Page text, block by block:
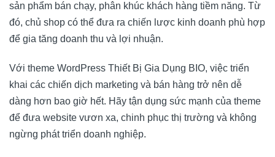
sản phẩm bán chạy, phân khúc khách hàng tiềm năng. Từ
đó, chủ shop có thể đưa ra chiến lược kinh doanh phù hợp
để gia tăng doanh thu và lợi nhuận.
Với theme WordPress Thiết Bị Gia Dụng BIO, việc triển
khai các chiến dịch marketing và bán hàng trở nên dễ
dàng hơn bao giờ hết. Hãy tận dụng sức mạnh của theme
để đưa website vươn xa, chinh phục thị trường và không
ngừng phát triển doanh nghiệp.